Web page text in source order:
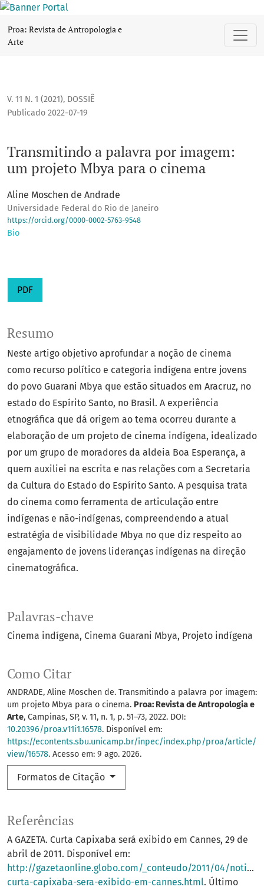
Proa: Revista de Antropologia e
Arte
V. 11 N. 1 (2021), DOSSIÊ
Transmitindo a palavra por imagem:
um projeto Mbya para o cinema
Publicado 2022-07-19
Aline Moschen de Andrade
Universidade Federal do Rio de Janeiro
https://orcid.org/0000-0002-5763-9548
Bio
PDF
Palavras-chave
Cinema indígena Cinema Guarani Mbya Projeto indígena
Como Citar
ANDRADE, Aline Moschen de. Transmitindo a palavra por imagem:
um projeto Mbya para o cinema. Proa: Revista de Antropologia e
Arte, Campinas, SP, v. 11, n. 1, p. 51–73, 2022. DOI:
10.20396/proa.v11i1.16578. Disponível em:
https://econtents.sbu.unicamp.br/inpec/index.php/proa/article/
view/16578. Acesso em: 9 ago. 2026.
Formatos de Citação
Resumo
Neste artigo objetivo aprofundar a noção de cinema
como recurso político e categoria indígena entre jovens
do povo Guarani Mbya que estão situados em Aracruz, no
estado do Espírito Santo, no Brasil. A experiência
etnográfica que dá origem ao tema ocorreu durante a
elaboração de um projeto de cinema indígena, idealizado
por um grupo de moradores da aldeia Boa Esperança, a
quem auxiliei na escrita e nas relações com a Secretaria
da Cultura do Estado do Espírito Santo. A pesquisa trata
do cinema como ferramenta de articulação entre
indígenas e não-indígenas, compreendendo a atual
estratégia de visibilidade Mbya no que diz respeito ao
engajamento de jovens lideranças indígenas na direção
cinematográfica.
Referências
A GAZETA. Curta Capixaba será exibido em Cannes, 29 de
abril de 2011. Disponível em:
http://gazetaonline.globo.com/_conteudo/2011/04/
curta-capixaba-sera-exibido-em-cannes.html. Último